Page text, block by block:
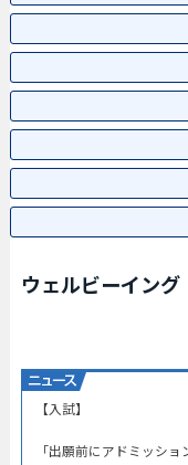
ウェルビーイング
【入試】
「出願前にアドミッシ